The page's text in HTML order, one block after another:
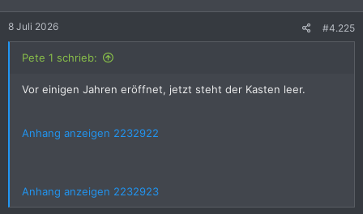
n
:
8 Juli 2026 #4.225
Pete 1 schrieb:
Vor einigen Jahren eröffnet, jetzt steht der Kasten leer.
Anhang anzeigen 2232922
Anhang anzeigen 2232923